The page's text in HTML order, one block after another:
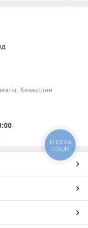
Казахстан
КНОПКА
СВЯЗИ